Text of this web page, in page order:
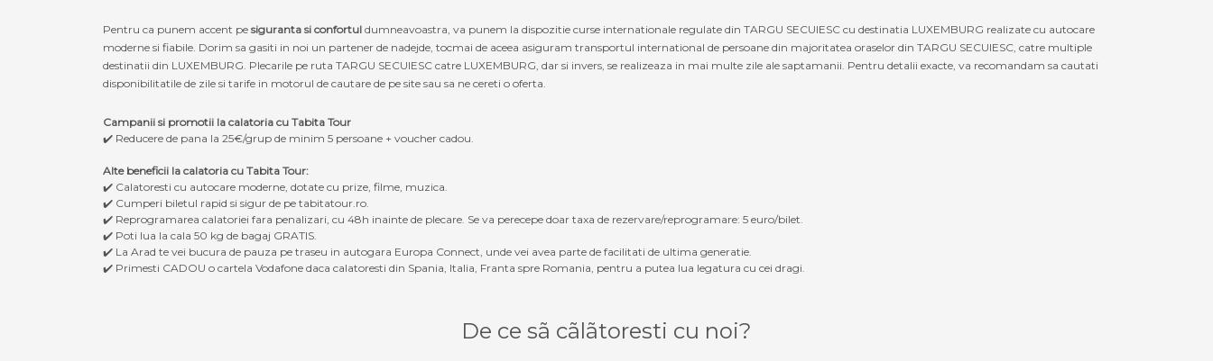
Pentru ca punem accent pe siguranta si confortul dumneavoastra, va punem la dispozitie curse internationale regulate din TARGU SECUIESC cu destinatia LUXEMBURG realizate cu autocare
moderne si fiabile. Dorim sa gasiti in noi un partener de nadejde, tocmai de aceea asiguram transportul international de persoane din majoritatea oraselor din TARGU SECUIESC, catre multiple
destinatii din LUXEMBURG. Plecarile pe ruta TARGU SECUIESC catre LUXEMBURG, dar si invers, se realizeaza in mai multe zile ale saptamanii. Pentru detalii exacte, va recomandam sa cautati
disponibilitatile de zile si tarife in motorul de cautare de pe site sau sa ne cereti o oferta.
Campanii si promotii la calatoria cu Tabita Tour
✔️ Reducere de pana la 25€/grup de minim 5 persoane + voucher cadou.
Alte beneficii la calatoria cu Tabita Tour:
✔️ Calatoresti cu autocare moderne, dotate cu prize, filme, muzica.
✔️ Cumperi biletul rapid si sigur de pe tabitatour.ro.
✔️ Reprogramarea calatoriei fara penalizari, cu 48h inainte de plecare. Se va perecepe doar taxa de rezervare/reprogramare: 5 euro/bilet.
✔️ Poti lua la cala 50 kg de bagaj GRATIS.
✔️ La Arad te vei bucura de pauza pe traseu in autogara Europa Connect, unde vei avea parte de facilitati de ultima generatie.
✔️ Primesti CADOU o cartela Vodafone daca calatoresti din Spania, Italia, Franta spre Romania, pentru a putea lua legatura cu cei dragi.
De ce sã cãlãtoresti cu noi?